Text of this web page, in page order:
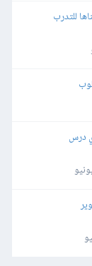
للتدرب
درس